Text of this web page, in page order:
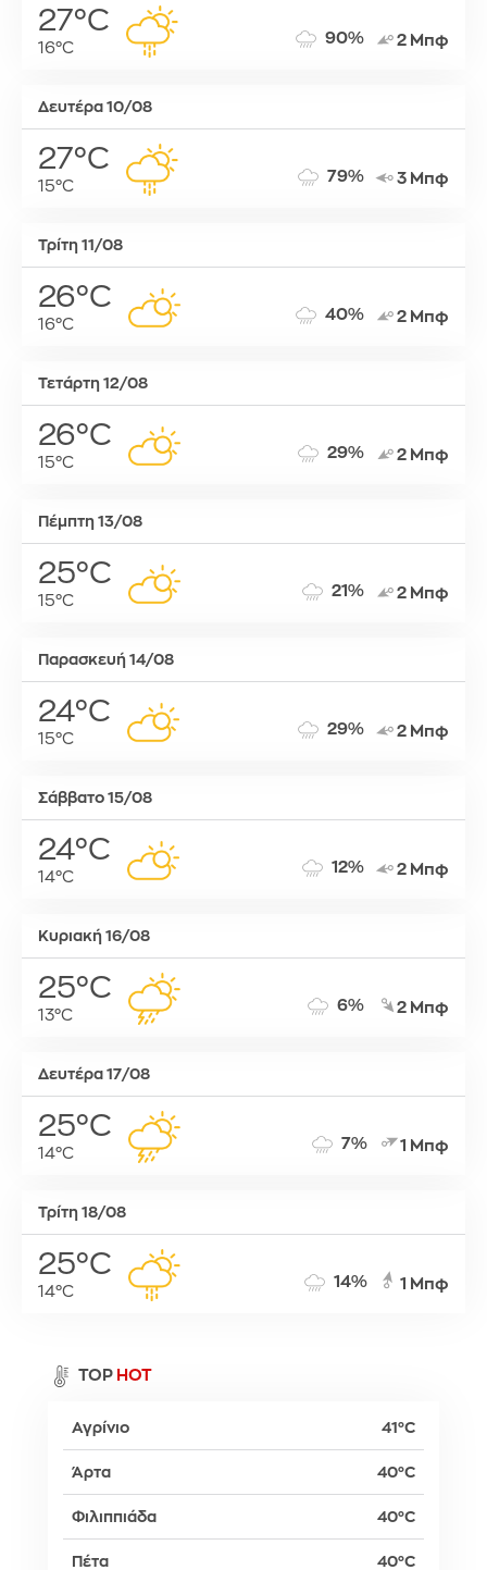
27°C
16°C
90% 2 Μπφ
Δευτέρα 10/08
27°C
15°C
79% 3 Μπφ
Τρίτη 11/08
26°C
16°C
40% 2 Μπφ
Τετάρτη 12/08
26°C
15°C
29% 2 Μπφ
Πέμπτη 13/08
25°C
15°C
21% 2 Μπφ
Παρασκευή 14/08
24°C
15°C
29% 2 Μπφ
Σάββατο 15/08
24°C
14°C
12% 2 Μπφ
Κυριακή 16/08
25°C
13°C
6% 2 Μπφ
Δευτέρα 17/08
25°C
14°C
7% 1 Μπφ
Τρίτη 18/08
25°C
14°C
14% 1 Μπφ
TOP HOT
Αγρίνιο 41°C
Άρτα 40°C
Φιλιππιάδα 40°C
Πέτα 40°C